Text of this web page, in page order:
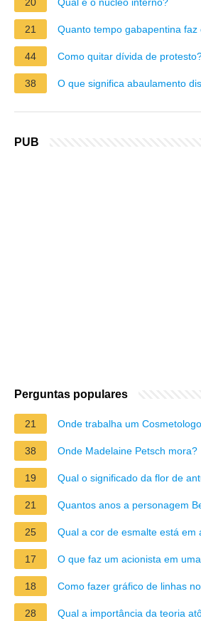
21 Quanto tempo gabapentina faz
44 Como quitar dívida de
38 O que significa abaulamento
PUB
Perguntas populares
21 Onde trabalha um
38 Onde Madelaine Petsch mora?
19 Qual o significado da flor de
21 Quantos anos a personagem
25 Qual a cor de esmalte está em
17 O que faz um acionista em
18 Como fazer gráfico de linhas
28 Qual a importância da teoria